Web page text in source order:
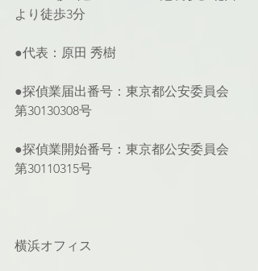
より徒歩3分
●代表：原田 秀樹
●探偵業届出番号：東京都公安委員会
第30130308号
●探偵業開始番号：東京都公安委員会
第30110315号
横浜オフィス